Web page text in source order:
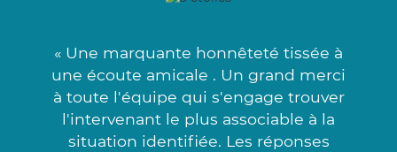
« Une marquante honnêteté tissée à
une écoute amicale . Un grand merci
à toute l'équipe qui s'engage trouver
l'intervenant le plus associable à la
situation identifiée. Les réponses